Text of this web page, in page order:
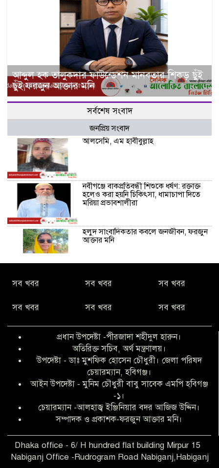
আব্দুল হক তালুকদার ফাউন্ডেশন মানবতার শিকড় ছুঁই
ছুঁই,ফরজুন আক্তার মনি
সর্বশেষ সংবাদ
জনপ্রিয় সংবাদ
আলসেমি, এম হাবীবুল্লাহ
নবীগঞ্জে বাকপ্রতিবন্ধী শিশুকে ধর্ষণ: রক্তাক্ত
হলেও করা হয়নি চিকিৎসা, ধামাচাপা দিতে
মরিয়া প্রভাবশালীরা
হলুদ সাংবাদিকতার কবলে জনজীবন, ফরজুন
আক্তার মনি
কিবরিয়া
বৃত্তি পরীক্ষার সুযোগ করে দিলেন প্রধান শিক্ষক
ফারুক মাস্টার
আব্দুল হক তালুকদার ফাউন্ডেশন মানবতার
শিকড় ছুঁই ছুঁই,ফরজুন আক্তার মনি
সিলেট রেঞ্জের শ্রেষ্ঠ ওসি নির্বাচিত হলেন
নবীগঞ্জ থানার ওসি মোনায়েম
‎নবীগঞ্জে এক সাজাপ্রাপ্ত পলাতক আসামি
সব খবর সব খবর সব খবর
সব খবর সব খবর সব খবর
প্রধান উপদেষ্টা -পীরজাদা শহীদুল হারুন।
অতিরিক্ত সচিব, অর্থ মন্ত্রণালয়।
উপদেষ্টা - ডাঃ মুশফিক হোসেন চৌধুরী। জেলা পরিষদ
চেয়ারম্যান, হবিগঞ্জ।
আইন উপদেষ্টা - মুনিম চৌধুরী বাবু সাবেক এমপি হবিগঞ্জ
-১।
চেয়ারম্যান -আলহাজ্ব ইঞ্জিনিয়ার বদর আজিজ উদ্দিন।
সম্পাদক ও প্রকাশক-ফরজুন আক্তার মনি।
Dhaka office - 6/ H hundred flat building Mirpur 15
Nabiganj Office -Rudrogram Road Nabiganj,Habiganj